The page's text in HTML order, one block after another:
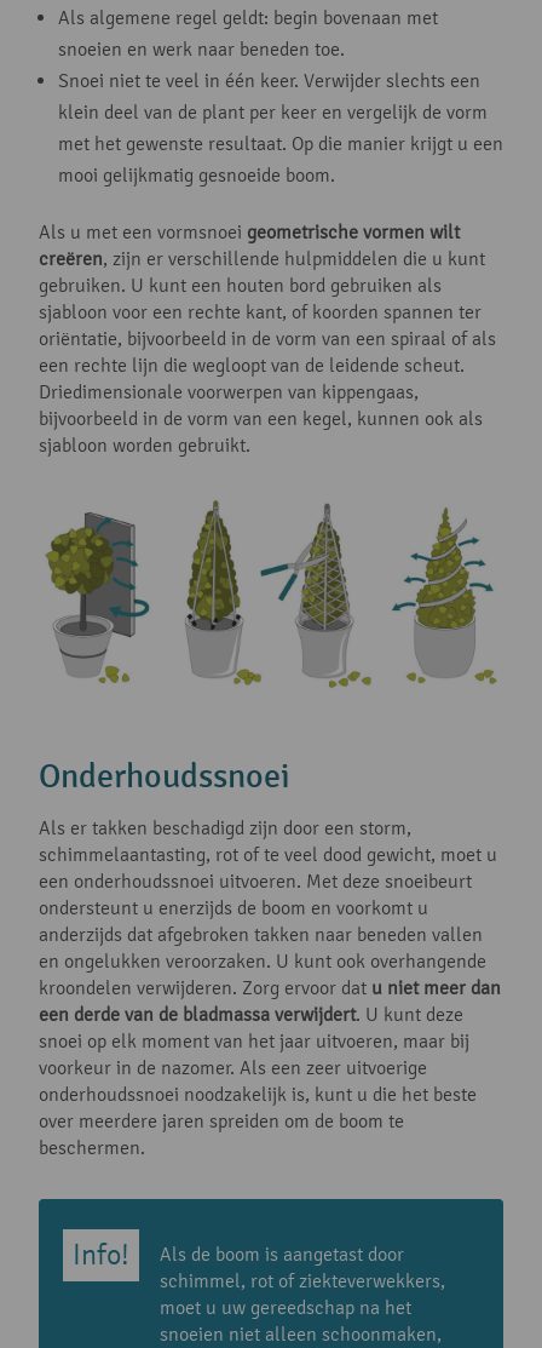
Als algemene regel geldt: begin bovenaan met
snoeien en werk naar beneden toe.
Snoei niet te veel in één keer. Verwijder slechts een
klein deel van de plant per keer en vergelijk de vorm
met het gewenste resultaat. Op die manier krijgt u een
mooi gelijkmatig gesnoeide boom.
Als u met een vormsnoei geometrische vormen wilt
creëren, zijn er verschillende hulpmiddelen die u kunt
gebruiken. U kunt een houten bord gebruiken als
sjabloon voor een rechte kant, of koorden spannen ter
oriëntatie, bijvoorbeeld in de vorm van een spiraal of als
een rechte lijn die wegloopt van de leidende scheut.
Driedimensionale voorwerpen van kippengaas,
bijvoorbeeld in de vorm van een kegel, kunnen ook als
sjabloon worden gebruikt.
Onderhoudssnoei
Als er takken beschadigd zijn door een storm,
schimmelaantasting, rot of te veel dood gewicht, moet u
een onderhoudssnoei uitvoeren. Met deze snoeibeurt
ondersteunt u enerzijds de boom en voorkomt u
anderzijds dat afgebroken takken naar beneden vallen
en ongelukken veroorzaken. U kunt ook overhangende
kroondelen verwijderen. Zorg ervoor dat u niet meer dan
een derde van de bladmassa verwijdert. U kunt deze
snoei op elk moment van het jaar uitvoeren, maar bij
voorkeur in de nazomer. Als een zeer uitvoerige
onderhoudssnoei noodzakelijk is, kunt u die het beste
over meerdere jaren spreiden om de boom te
beschermen.
Als de boom is aangetast door
schimmel, rot of ziekteverwekkers,
moet u uw gereedschap na het
snoeien niet alleen schoonmaken,